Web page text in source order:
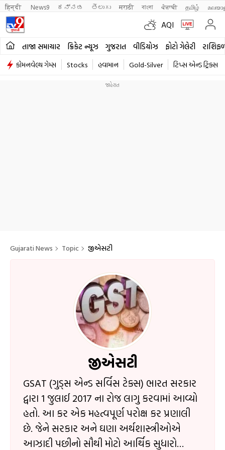
हिन्दी News9 ಕನ್ನಡ తెలుగు मराठी বাংলা ਪੰਜਾਬੀ தமிழ்
AQI
તાજા સમાચાર ક્રિકેટ ન્યૂઝ ગુજરાત વીડિયોઝ ફોટો ગેલેરી
કોમનવેલ્થ ગેમ્સ Stocks હવામાન Gold-Silver ટિપ્સ એન્ડ ટ્રિક્સ
Gujarati News Topic જીએસટી
જીએસટી
GSAT (ગુડ્સ એન્ડ સર્વિસ ટેક્સ) ભારત સરકાર
દ્વારા 1 જુલાઈ 2017 ના રોજ લાગુ કરવામાં આવ્યો
હતો. આ કર એક મહત્વપૂર્ણ પરોક્ષ કર પ્રણાલી
છે. જેને સરકાર અને ઘણા અર્થશાસ્ત્રીઓએ
આઝાદી પછીનો સૌથી મોટો આર્થિક સુધારો